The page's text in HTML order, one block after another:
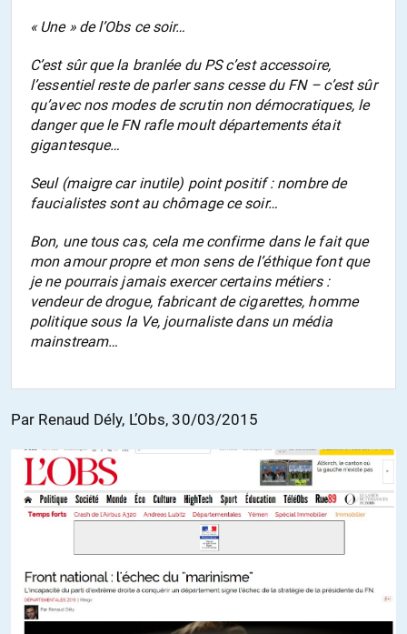
CONTACTER
FAIRE UN« Une » de l’Obs ce soir…
C’est sûr que la branlée du PS c’est accessoire,
l’essentiel reste de parler sans cesse du FN – c’est sûr
qu’avec nos modes de scrutin non démocratiques, le
danger que le FN rafle moult départements était
gigantesque…
Seul (maigre car inutile) point positif : nombre de
faucialistes sont au chômage ce soir…
Bon, une tous cas, cela me confirme dans le fait que
mon amour propre et mon sens de l’éthique font que
je ne pourrais jamais exercer certains métiers :
vendeur de drogue, fabricant de cigarettes, homme
politique sous la Ve, journaliste dans un média
mainstream…
Par Renaud Dély, L’Obs, 30/03/2015